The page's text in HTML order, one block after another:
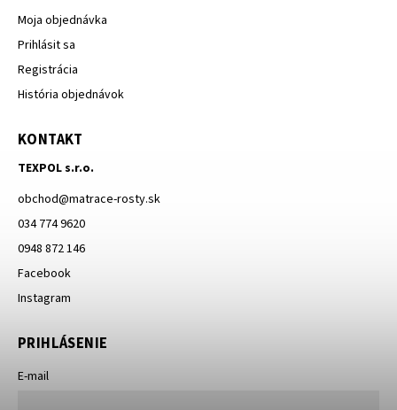
Moja objednávka
Prihlásit sa
Registrácia
História objednávok
KONTAKT
TEXPOL s.r.o.
obchod@matrace-rosty.sk
034 774 9620
0948 872 146
Facebook
Instagram
PRIHLÁSENIE
E-mail